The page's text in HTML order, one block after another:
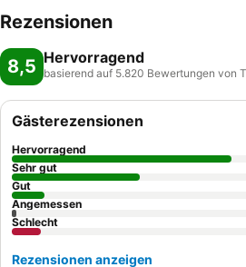
Rezensionen
8,5 Hervorragend
basierend auf 5.820 Bewertungen von
Gästerezensionen
Hervorragend
Sehr gut
Gut
Angemessen
Schlecht
Rezensionen anzeigen